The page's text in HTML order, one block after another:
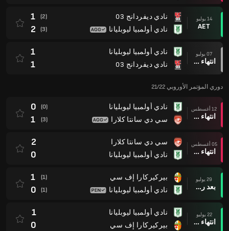
14 يوليو
AET
نادي ديفردانج 03
نادي أولمبيا ليوبليانا
(2)
1
(3)
2
07 يوليو
انتهاء وقت المباراة
نادي أولمبيا ليوبليانا
نادي ديفردانج 03
1
1
دوري المؤتمر الأوروبي 21/22
12 أغسطس
انتهاء وقت المباراة
نادي أولمبيا ليوبليانا
سي دي سانتا كلارا
(0)
0
(3)
1
05 أغسطس
انتهاء وقت المباراة
سي دي سانتا كلارا
نادي أولمبيا ليوبليانا
2
0
29 يوليو
بعد ركلات الترجيح
بيركيركارا إف سي
نادي أولمبيا ليوبليانا
(1)
1
(1)
0
22 يوليو
انتهاء وقت المباراة
نادي أولمبيا ليوبليانا
بيركيركارا إف سي
1
0